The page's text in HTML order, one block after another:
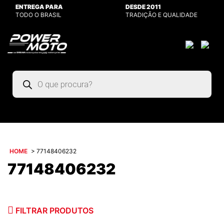
ENTREGA PARA
TODO O BRASIL
DESDE 2011
TRADIÇÃO E QUALIDADE
Pesquisar
produtos
HOME > 77148406232
77148406232
FILTRAR PRODUTOS